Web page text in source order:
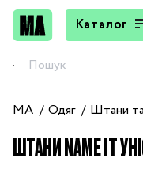
Каталог
MA Одяг Штани
ШТАНИ NAME IT